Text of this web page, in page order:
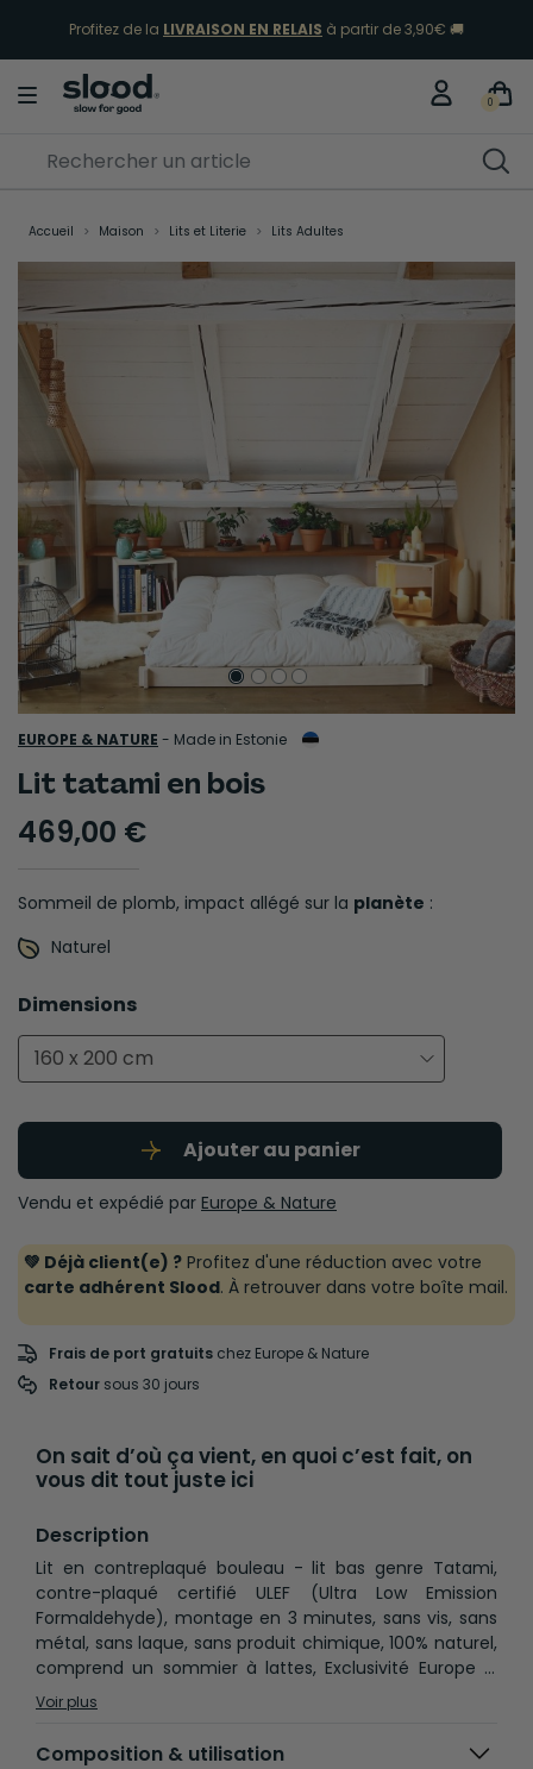
Profitez de la LIVRAISON EN RELAIS à partir de 3,90€ 🚚
Découvrir
0
Accueil Maison Lits et Literie Lits Adultes
EUROPE & NATURE - Made in Estonie
Lit tatami en bois
469,00 €
Sommeil de plomb, impact allégé sur la planète :
Naturel
Dimensions
160 x 200 cm
Ajouter au panier
Vendu et expédié par Europe & Nature
💚 Déjà client(e) ? Profitez d'une réduction avec votre
carte adhérent Slood. À retrouver dans votre boîte mail.
Frais de port gratuits chez Europe & Nature
Retour sous 30 jours
On sait d’où ça vient, en quoi c’est fait, on
vous dit tout juste ici
Description
Lit en contreplaqué bouleau - lit bas genre Tatami,
contre-plaqué certifié ULEF (Ultra Low Emission
Formaldehyde), montage en 3 minutes, sans vis, sans
métal, sans laque, sans produit chimique, 100% naturel,
comprend un sommier à lattes, Exclusivité Europe &
Nature design déposé ©, Taille : 90X200, H : 10 cm,
Fabriqué en Estonie Origine du bois : Finlande / bouleau
(Betula Pendula)
Voir plus
Composition & utilisation